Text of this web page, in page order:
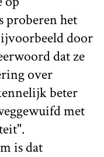
proberen het
door
dat ze
over
beter
met
is dat